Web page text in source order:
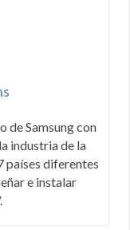
de Samsung con
industria de la
países diferentes
e instalar